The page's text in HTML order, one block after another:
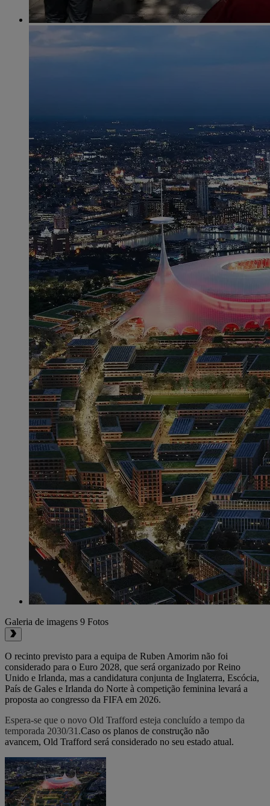
Galeria de imagens 9 Fotos
O recinto previsto para a equipa de Ruben Amorim não foi
considerado para o Euro 2028, que será organizado por Reino
Unido e Irlanda, mas a candidatura conjunta de Inglaterra, Escócia,
País de Gales e Irlanda do Norte à competição feminina levará a
proposta ao congresso da FIFA em 2026.
Espera-se que o novo Old Trafford esteja concluído a tempo da
temporada 2030/31.Caso os planos de construção não
avancem, Old Trafford será considerado no seu estado atual.